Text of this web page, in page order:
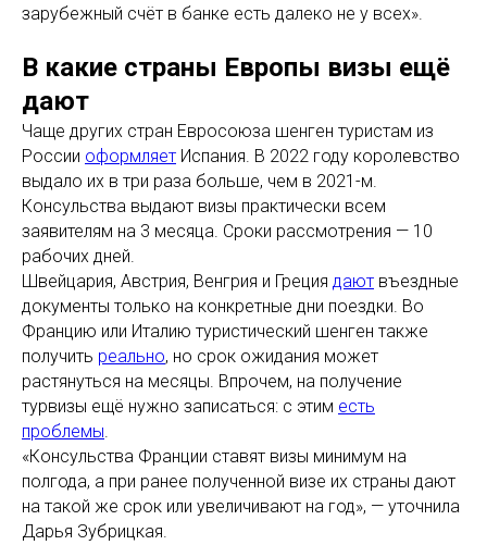
зарубежный счёт в банке есть далеко не у всех».
В какие страны Европы визы ещё
дают
Чаще других стран Евросоюза шенген туристам из
России оформляет Испания. В 2022 году королевство
выдало их в три раза больше, чем в 2021-м.
Консульства выдают визы практически всем
заявителям на 3 месяца. Сроки рассмотрения — 10
рабочих дней.
Швейцария, Австрия, Венгрия и Греция дают въездные
документы только на конкретные дни поездки. Во
Францию или Италию туристический шенген также
получить реально, но срок ожидания может
растянуться на месяцы. Впрочем, на получение
турвизы ещё нужно записаться: с этим есть
проблемы.
«Консульства Франции ставят визы минимум на
полгода, а при ранее полученной визе их страны дают
на такой же срок или увеличивают на год», — уточнила
Дарья Зубрицкая.